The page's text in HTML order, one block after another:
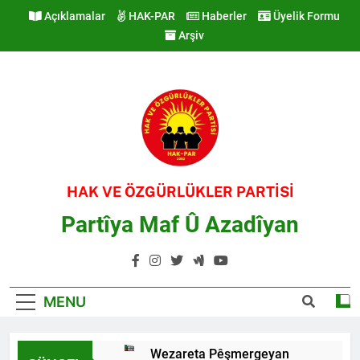
Açıklamalar HAK-PAR Haberler
Üyelik Formu
Arşiv
HAK VE ÖZGÜRLÜKLER PARTİSİ
Partîya Maf Û Azadîyan
MENU
Wezareta Pêşmergeyan